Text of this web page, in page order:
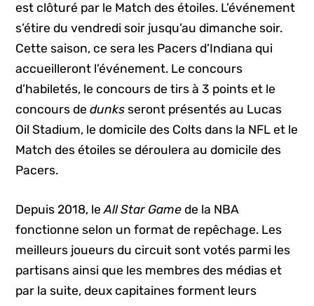
est clôturé par le Match des étoiles. L’événement
s’étire du vendredi soir jusqu’au dimanche soir.
Cette saison, ce sera les Pacers d’Indiana qui
accueilleront l’événement. Le concours
d’habiletés, le concours de tirs à 3 points et le
concours dedunks seront présentés au Lucas
Oil Stadium, le domicile des Colts dans la NFL et le
Match des étoiles se déroulera au domicile des
Pacers.
Depuis 2018, leAll Star Game de la NBA
fonctionne selon un format de repêchage. Les
meilleurs joueurs du circuit sont votés parmi les
partisans ainsi que les membres des médias et
par la suite, deux capitaines forment leurs